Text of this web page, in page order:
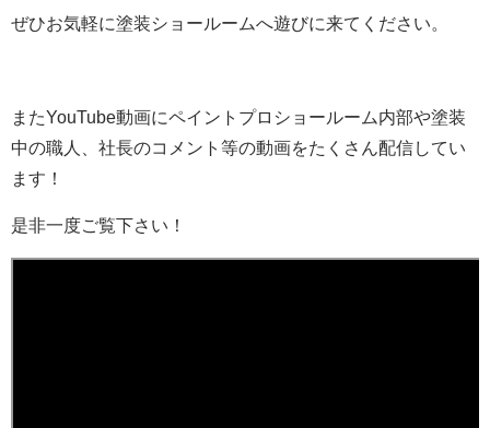
ぜひお気軽に塗装ショールームへ遊びに来てください。
またYouTube動画にペイントプロショールーム内部や塗装
中の職人、社長のコメント等の動画をたくさん配信してい
ます！
是非一度ご覧下さい！